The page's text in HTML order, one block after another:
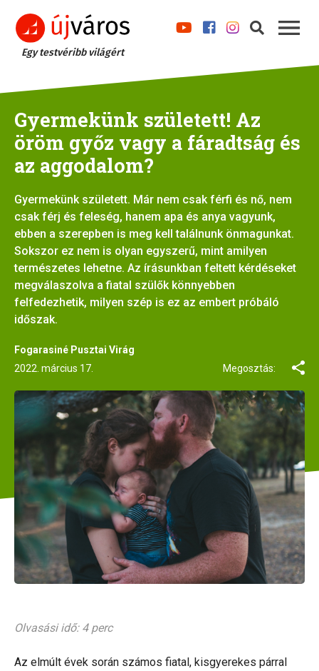
Egy testvéribb világért
Gyermekünk született! Az
öröm győz vagy a fáradtság és
az aggodalom?
Gyermekünk született. Már nem csak férfi és nő, nem
csak férj és feleség, hanem apa és anya vagyunk,
ebben a szerepben is meg kell találnunk önmagunkat.
Sokszor ez nem is olyan egyszerű, mint amilyen
természetes lehetne. Az írásunkban feltett kérdéseket
megválaszolva a fiatal szülők könnyebben
felfedezhetik, milyen szép is ez az embert próbáló
időszak.
Fogarasiné Pusztai Virág
2022. március 17.
Megosztás:
Olvasási idő: 4 perc
Az elmúlt évek során számos fiatal, kisgyerekes párral